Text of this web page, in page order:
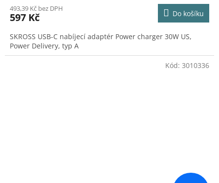
493,39 Kč bez DPH
597 Kč Do košíku
SKROSS USB-C nabíjecí adaptér Power charger 30W US,
Power Delivery, typ A
Kód: 3010336